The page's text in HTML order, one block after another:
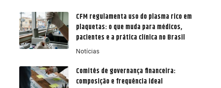
CFM regulamenta uso do plasma rico em
plaquetas: o que muda para médicos,
pacientes e a prática clínica no Brasil
Notícias
Comitês de governança financeira:
composição e frequência ideal